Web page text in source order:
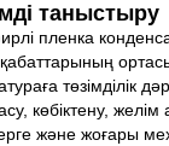
таныстыру
пленка
қабаттарының
төзімділік
көбіктену,
және жоғары